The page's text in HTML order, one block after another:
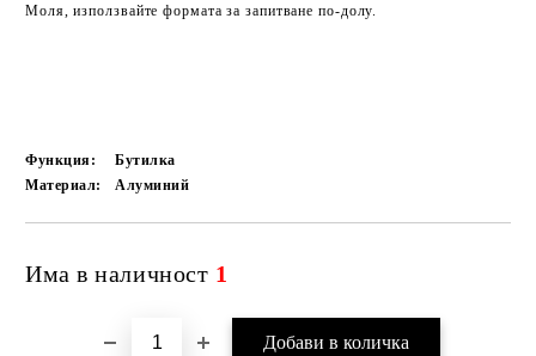
Моля, използвайте формата за запитване по-долу.
Функция:
Бутилка
Материал:
Алуминий
Има в наличност 1